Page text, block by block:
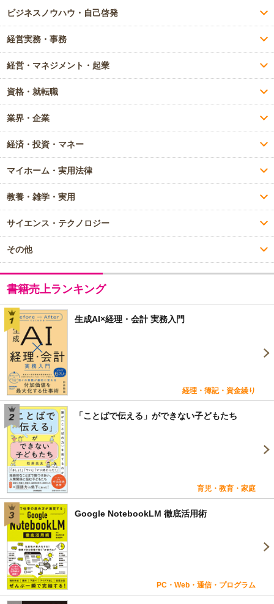
ビジネスノウハウ・自己啓発
経営実務・事務
経営・マネジメント・起業
資格・就転職
業界・企業
経済・投資・マネー
マイホーム・実用法律
教養・雑学・実用
サイエンス・テクノロジー
その他
書籍売上ランキング
生成AI×経理・会計 実務入門
経理・簿記・資金繰り
「ことばで伝える」ができない子どもたち
育児・教育・家庭
Google NotebookLM 徹底活用術
PC・Web・通信・プログラム